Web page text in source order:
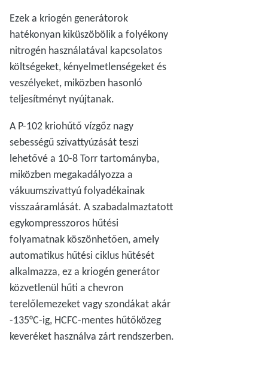
Ezek a kriogén generátorok
hatékonyan kiküszöbölik a folyékony
nitrogén használatával kapcsolatos
költségeket, kényelmetlenségeket és
veszélyeket, miközben hasonló
teljesítményt nyújtanak.
A P-102 kriohűtő vízgőz nagy
sebességű szivattyúzását teszi
lehetővé a 10-8 Torr tartományba,
miközben megakadályozza a
vákuumszivattyú folyadékainak
visszaáramlását. A szabadalmaztatott
egykompresszoros hűtési
folyamatnak köszönhetően, amely
automatikus hűtési ciklus hűtését
alkalmazza, ez a kriogén generátor
közvetlenül hűti a chevron
terelőlemezeket vagy szondákat akár
-135°C-ig, HCFC-mentes hűtőközeg
keveréket használva zárt rendszerben.